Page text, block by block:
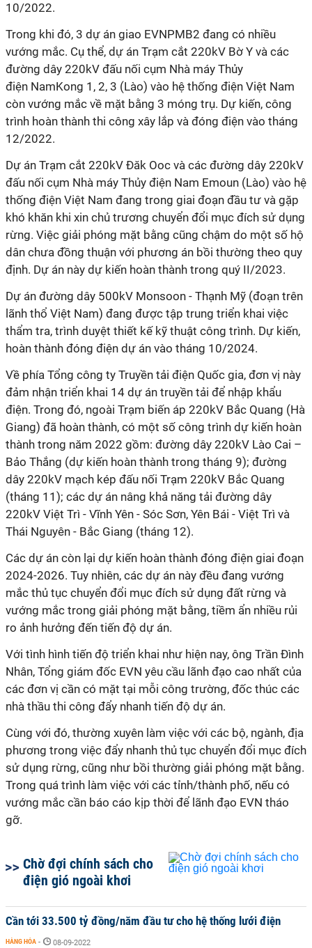
10/2022.
Trong khi đó, 3 dự án giao EVNPMB2 đang có nhiều
vướng mắc. Cụ thể, dự án Trạm cắt 220kV Bờ Y và các
đường dây 220kV đấu nối cụm Nhà máy Thủy
điện NamKong 1, 2, 3 (Lào) vào hệ thống điện Việt Nam
còn vướng mắc về mặt bằng 3 móng trụ. Dự kiến, công
trình hoàn thành thi công xây lắp và đóng điện vào tháng
12/2022.
Dự án Trạm cắt 220kV Đăk Ooc và các đường dây 220kV
đấu nối cụm Nhà máy Thủy điện Nam Emoun (Lào) vào hệ
thống điện Việt Nam đang trong giai đoạn đầu tư và gặp
khó khăn khi xin chủ trương chuyển đổi mục đích sử dụng
rừng. Việc giải phóng mặt bằng cũng chậm do một số hộ
dân chưa đồng thuận với phương án bồi thường theo quy
định. Dự án này dự kiến hoàn thành trong quý II/2023.
Dự án đường dây 500kV Monsoon - Thạnh Mỹ (đoạn trên
lãnh thổ Việt Nam) đang được tập trung triển khai việc
thẩm tra, trình duyệt thiết kế kỹ thuật công trình. Dự kiến,
hoàn thành đóng điện dự án vào tháng 10/2024.
Về phía Tổng công ty Truyền tải điện Quốc gia, đơn vị này
đảm nhận triển khai 14 dự án truyền tải để nhập khẩu
điện. Trong đó, ngoài Trạm biến áp 220kV Bắc Quang (Hà
Giang) đã hoàn thành, có một số công trình dự kiến hoàn
thành trong năm 2022 gồm: đường dây 220kV Lào Cai –
Bảo Thắng (dự kiến hoàn thành trong tháng 9); đường
dây 220kV mạch kép đấu nối Trạm 220kV Bắc Quang
(tháng 11); các dự án nâng khả năng tải đường dây
220kV Việt Trì - Vĩnh Yên - Sóc Sơn, Yên Bái - Việt Trì và
Thái Nguyên - Bắc Giang (tháng 12).
Các dự án còn lại dự kiến hoàn thành đóng điện giai đoạn
2024-2026. Tuy nhiên, các dự án này đều đang vướng
mắc thủ tục chuyển đổi mục đích sử dụng đất rừng và
vướng mắc trong giải phóng mặt bằng, tiềm ẩn nhiều rủi
ro ảnh hưởng đến tiến độ dự án.
Với tình hình tiến độ triển khai như hiện nay, ông Trần Đình
Nhân, Tổng giám đốc EVN yêu cầu lãnh đạo cao nhất của
các đơn vị cần có mặt tại mỗi công trường, đốc thúc các
nhà thầu thi công đẩy nhanh tiến độ dự án.
Cùng với đó, thường xuyên làm việc với các bộ, ngành, địa
phương trong việc đẩy nhanh thủ tục chuyển đổi mục đích
sử dụng rừng, cũng như bồi thường giải phóng mặt bằng.
Trong quá trình làm việc với các tỉnh/thành phố, nếu có
vướng mắc cần báo cáo kịp thời để lãnh đạo EVN tháo
gỡ.
Chờ đợi chính sách cho
điện gió ngoài khơi
Cần tới 33.500 tỷ đồng/năm đầu tư cho hệ thống lưới điện
HÀNG HÓA - 08-09-2022